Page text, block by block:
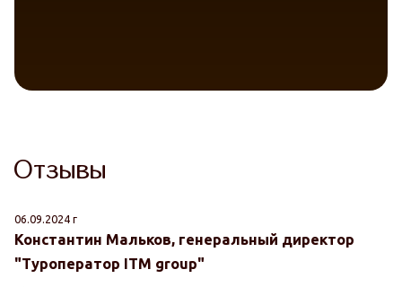
Отзывы
06.09.2024 г
Константин Мальков, генеральный директор
"Туроператор ITM group"